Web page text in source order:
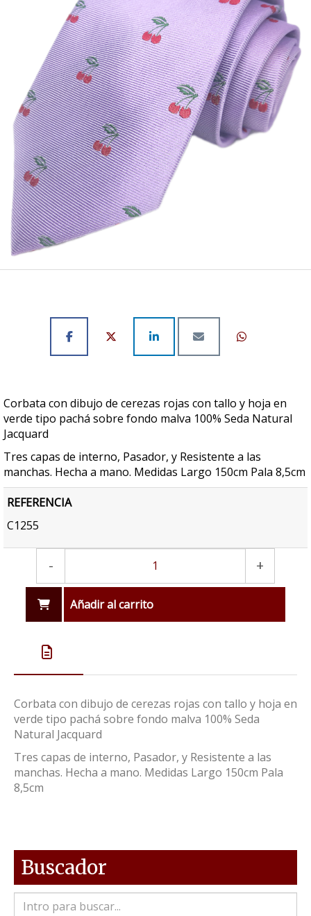
Corbata con dibujo de cerezas rojas con tallo y hoja en
verde tipo pachá sobre fondo malva 100% Seda Natural
Jacquard
Tres capas de interno, Pasador, y Resistente a las
manchas. Hecha a mano. Medidas Largo 150cm Pala 8,5cm
REFERENCIA
C1255
- +
Añadir al carrito
Corbata con dibujo de cerezas rojas con tallo y hoja en
verde tipo pachá sobre fondo malva 100% Seda
Natural Jacquard
Tres capas de interno, Pasador, y Resistente a las
manchas. Hecha a mano. Medidas Largo 150cm Pala
8,5cm
Buscador